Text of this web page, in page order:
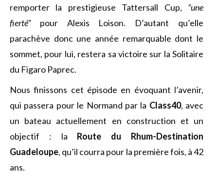
remporter la prestigieuse Tattersall Cup, “une
fierté”pour Alexis Loison. D’autant qu’elle
parachève donc une année remarquable dont le
sommet, pour lui, restera sa victoire sur la Solitaire
du Figaro Paprec.
Nous finissons cet épisode en évoquant l’avenir,
qui passera pour le Normand par la Class40, avec
un bateau actuellement en construction et un
objectif : la Route du Rhum-Destination
Guadeloupe, qu’il courra pour la première fois, à 42
ans.